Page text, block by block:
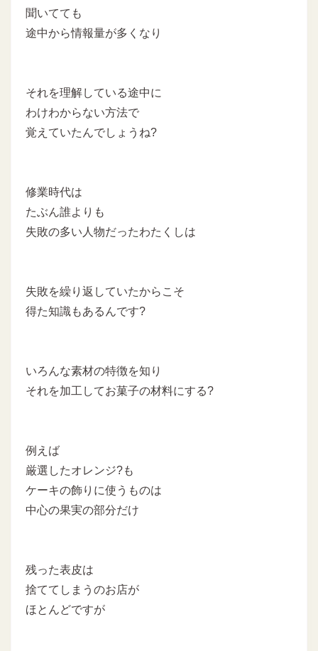
聞いてても
途中から情報量が多くなり
それを理解している途中に
わけわからない方法で
覚えていたんでしょうね?
修業時代は
たぶん誰よりも
失敗の多い人物だったわたくしは
失敗を繰り返していたからこそ
得た知識もあるんです?
いろんな素材の特徴を知り
それを加工してお菓子の材料にする?
例えば
厳選したオレンジ?も
ケーキの飾りに使うものは
中心の果実の部分だけ
残った表皮は
捨ててしまうのお店が
ほとんどですが